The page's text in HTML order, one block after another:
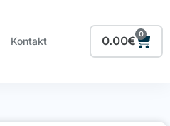
Kontakt 0.00€
0
Cart